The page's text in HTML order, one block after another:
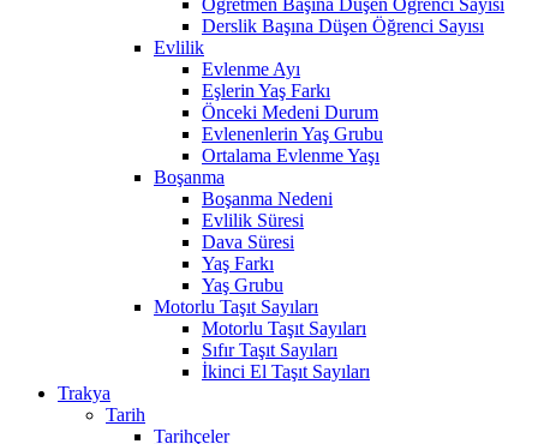
Öğretmen Başına Düşen Öğrenci Sayısı
Derslik Başına Düşen Öğrenci Sayısı
Evlilik
Evlenme Ayı
Eşlerin Yaş Farkı
Önceki Medeni Durum
Evlenenlerin Yaş Grubu
Ortalama Evlenme Yaşı
Boşanma
Boşanma Nedeni
Evlilik Süresi
Dava Süresi
Yaş Farkı
Yaş Grubu
Motorlu Taşıt Sayıları
Motorlu Taşıt Sayıları
Sıfır Taşıt Sayıları
İkinci El Taşıt Sayıları
Trakya
Tarih
Tarihçeler